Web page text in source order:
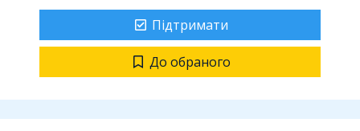
Підтримати
До обраного